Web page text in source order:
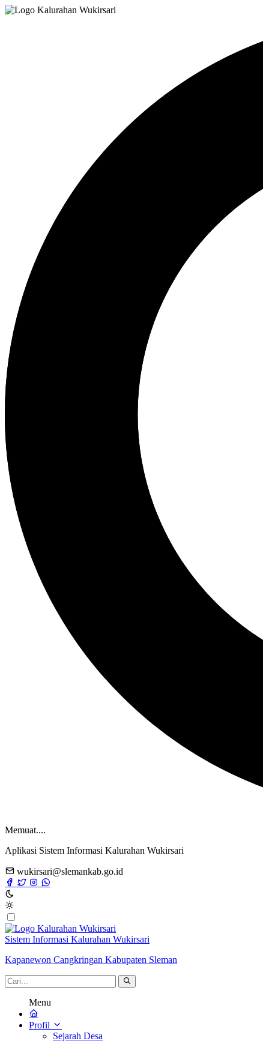
Memuat....
Aplikasi Sistem Informasi Kalurahan Wukirsari
wukirsari@slemankab.go.id
Sistem Informasi Kalurahan Wukirsari
Kapanewon Cangkringan Kabupaten Sleman
Menu
Profil
Sejarah Desa